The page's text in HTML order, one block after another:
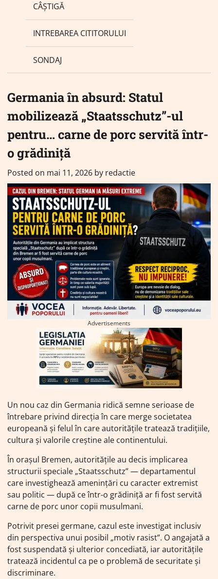
CÂȘTIGĂ
INTREBAREA CITITORULUI
SONDAJ
Germania în absurd: Statul
mobilizează „Staatsschutz”-ul
pentru… carne de porc servită într-
o grădiniță
Posted on mai 11, 2026 by redactie
Advertisements
Un nou caz din Germania ridică semne serioase de
întrebare privind direcția în care merge societatea
europeană și felul în care autoritățile tratează tradițiile,
cultura și valorile creștine ale continentului.
În orașul Bremen, autoritățile au decis implicarea
structurii speciale „Staatsschutz” — departamentul
care investighează amenințări cu caracter extremist
sau politic — după ce într-o grădiniță ar fi fost servită
carne de porc unor copii musulmani.
Potrivit presei germane, cazul este investigat inclusiv
din perspectiva unui posibil „motiv rasist”. O angajată a
fost suspendată și ulterior concediată, iar autoritățile
tratează incidentul ca pe o problemă de securitate și
discriminare.